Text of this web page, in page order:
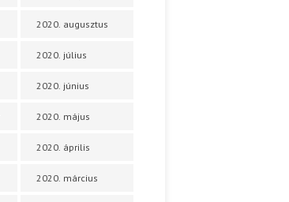
2020. augusztus
2020. július
2020. június
2020. május
2020. április
2020. március